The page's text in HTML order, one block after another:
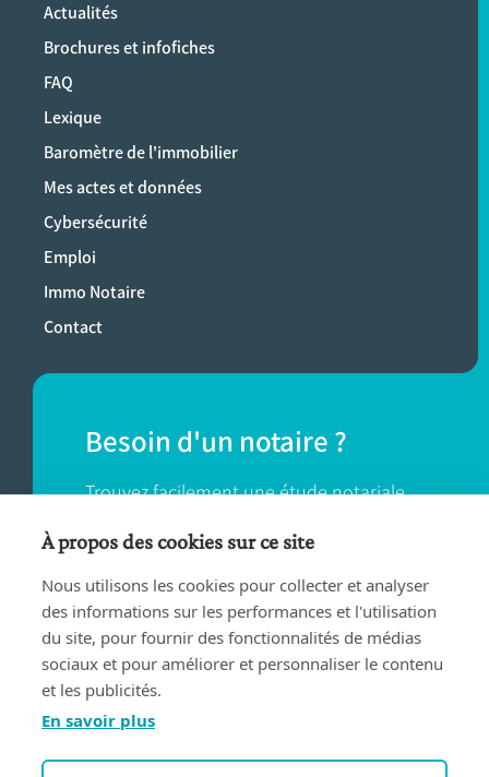
Actualités
Brochures et infofiches
FAQ
Lexique
Baromètre de l'immobilier
Mes actes et données
Cybersécurité
Emploi
Immo Notaire
Contact
Besoin d'un notaire ?
Trouvez facilement une étude notariale
près de chez vous.
TROUVER UN NOTAIRE
Conditions d'utilisation
À propos des cookies sur ce site
Nous utilisons les cookies pour collecter et analyser
des informations sur les performances et l'utilisation
du site, pour fournir des fonctionnalités de médias
sociaux et pour améliorer et personnaliser le contenu
et les publicités.
En savoir plus